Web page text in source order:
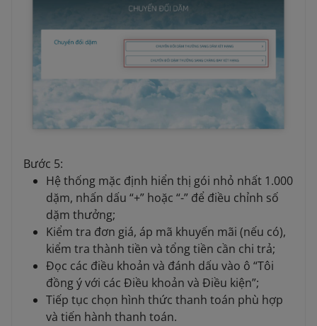
Bước 5:
Hệ thống mặc định hiển thị gói nhỏ nhất 1.000
dặm, nhấn dấu “+” hoặc “-” để điều chỉnh số
dặm thưởng;
Kiểm tra đơn giá, áp mã khuyến mãi (nếu có),
kiểm tra thành tiền và tổng tiền cần chi trả;
Đọc các điều khoản và đánh dấu vào ô “Tôi
đồng ý với các Điều khoản và Điều kiện”;
Tiếp tục chọn hình thức thanh toán phù hợp
và tiến hành thanh toán.